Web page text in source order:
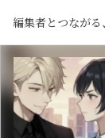
編集者とつなが